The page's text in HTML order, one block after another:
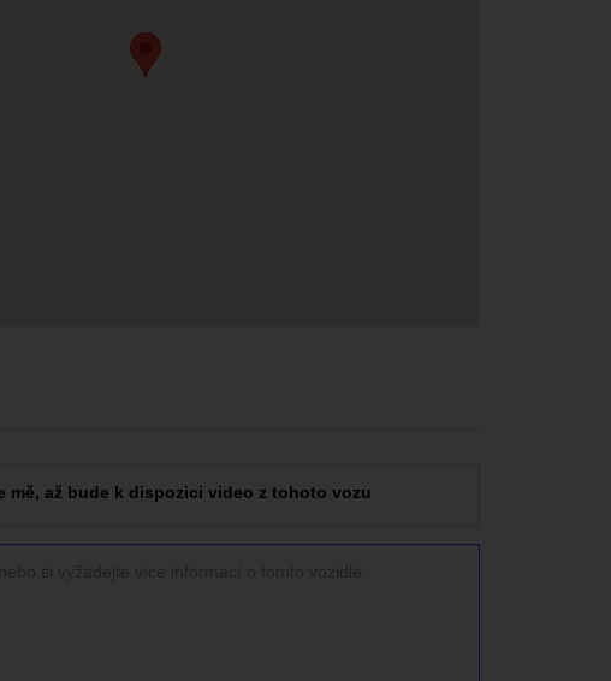
mě, až bude k dispozici video z tohoto vozu